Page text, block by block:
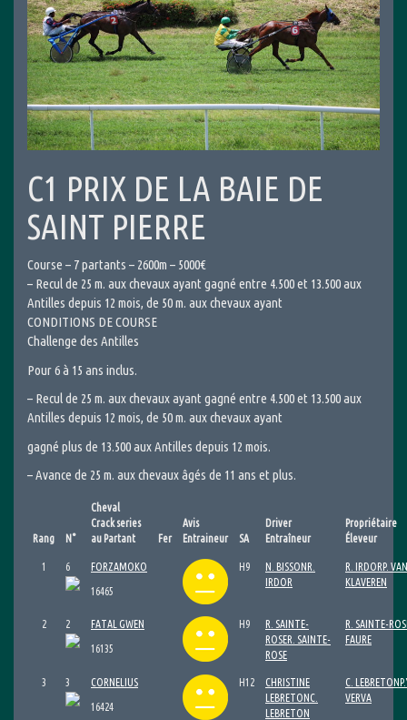
C1 PRIX DE LA BAIE DE
SAINT PIERRE
Course – 7 partants – 2600m – 5000€
– Recul de 25 m. aux chevaux ayant gagné entre 4.500 et 13.500 aux
Antilles depuis 12 mois, de 50 m. aux chevaux ayant
CONDITIONS DE COURSE
Challenge des Antilles
Pour 6 à 15 ans inclus.
– Recul de 25 m. aux chevaux ayant gagné entre 4.500 et 13.500 aux
Antilles depuis 12 mois, de 50 m. aux chevaux ayant
gagné plus de 13.500 aux Antilles depuis 12 mois.
– Avance de 25 m. aux chevaux âgés de 11 ans et plus.
Rang N°
Cheval
Crack series
au Partant
Fer
Avis
Entraineur
SA
Driver
Entraîneur
Propriétaire
Éleveur
1 6 FORZAMOKO
16465
H9 N. BISSONR.
IRDOR
R. IRDORP. VAN
KLAVEREN
2 2 FATAL GWEN
16135
H9
R. SAINTE-
ROSER. SAINTE-
ROSE
R. SAINTE-
FAURE
3 3 CORNELIUS
16424
H12
CHRISTINE
LEBRETONC.
LEBRETON
C. LEBRETON
VERVA